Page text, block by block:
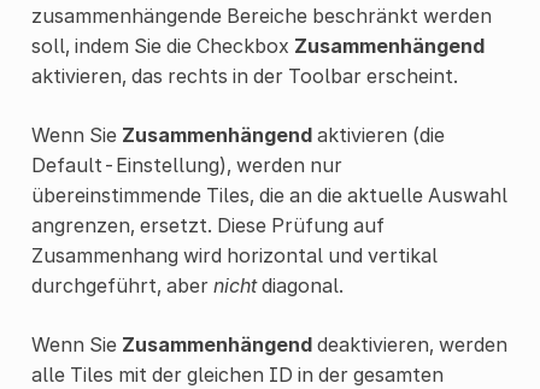
zusammenhängende Bereiche beschränkt werden
soll, indem Sie die Checkbox Zusammenhängend
aktivieren, das rechts in der Toolbar erscheint.
Wenn Sie Zusammenhängendaktivieren (die
Default-Einstellung), werden nur
übereinstimmende Tiles, die an die aktuelle Auswahl
angrenzen, ersetzt. Diese Prüfung auf
Zusammenhang wird horizontal und vertikal
durchgeführt, aber nichtdiagonal.
Wenn Sie Zusammenhängenddeaktivieren, werden
alle Tiles mit der gleichen ID in der gesamten